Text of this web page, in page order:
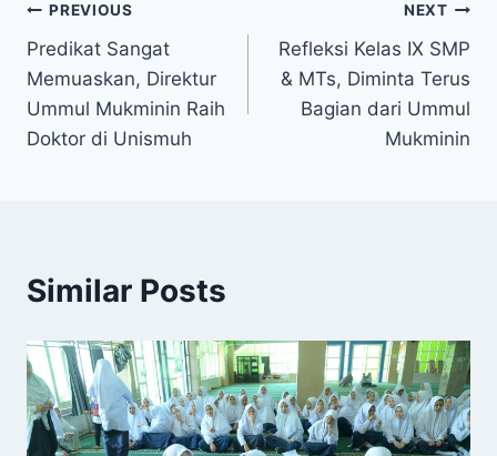
PREVIOUS
Predikat Sangat
Memuaskan, Direktur
Ummul Mukminin Raih
Doktor di Unismuh
NEXT
Refleksi Kelas IX SMP
& MTs, Diminta Terus
Bagian dari Ummul
Mukminin
Similar Posts